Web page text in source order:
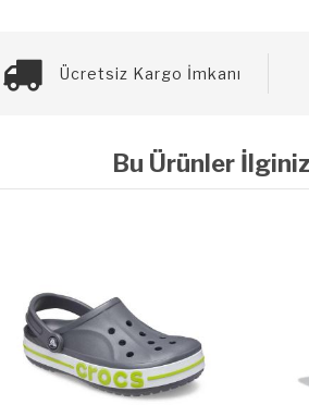
Ücretsiz Kargo İmkanı
Bu Ürünler